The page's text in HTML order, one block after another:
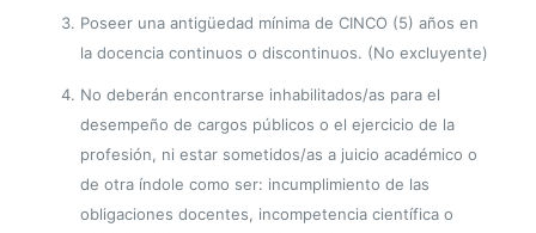
Poseer una antigüedad mínima de CINCO (5) años en
la docencia continuos o discontinuos. (No excluyente)
No deberán encontrarse inhabilitados/as para el
desempeño de cargos públicos o el ejercicio de la
profesión, ni estar sometidos/as a juicio académico o
de otra índole como ser: incumplimiento de las
obligaciones docentes, incompetencia científica o